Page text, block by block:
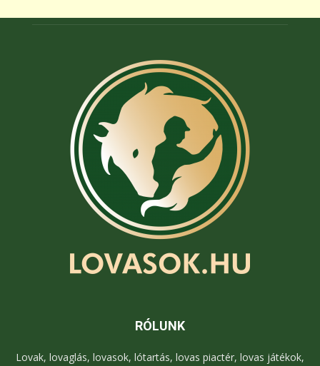
RÓLUNK
Lovak, lovaglás, lovasok, lótartás, lovas piactér, lovas játékok,